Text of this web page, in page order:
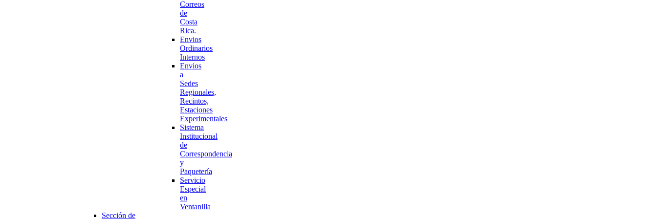
Correos
de
Costa
Rica.
Envios
Ordinarios
Internos
Envios
a
Sedes
Regionales,
Recintos,
Estaciones
Experimentales
Sistema
Institucional
de
Correspondencia
y
Paquetería
Servicio
Especial
en
Ventanilla
Sección de